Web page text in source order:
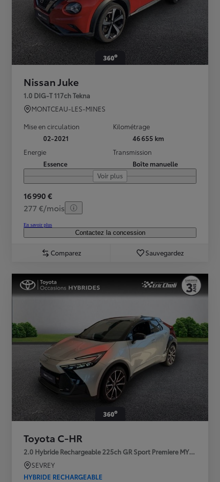
Nissan Juke
1.0 DIG-T 117ch Tekna
MONTCEAU-LES-MINES
Mise en circulation
02-2021
Kilométrage
46 655 km
Energie
Essence
Transmission
Boîte manuelle
Voir plus
16 990 €
277 €/mois
En savoir plus
Contactez la concession
Comparez Sauvegardez
Toyota C-HR
2.0 Hybride Rechargeable 225ch GR Sport Premiere MY25
SEVREY
HYBRIDE RECHARGEABLE